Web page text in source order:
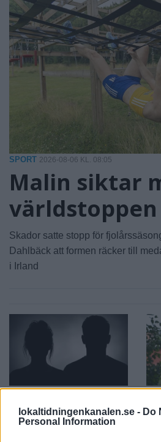
lokaltidningenkanalen.se - Do
Personal Information
SPORT 2026-08-06 KL. 08:05
Malin siktar
Skador satte stopp för
Dahlbäck att formen räcker till
i Irland
2026-08-06 KL. 08:03
Par drev nationell
narkotikahandel